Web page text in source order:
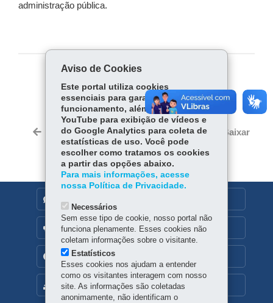
administração pública.
Fa
ce
bo
ok
Tw
itt
er
W
ha
ts
Ap
p
Voltar Início Imprimir Baixar
MAPA DO SITE
OUVIDORIA
TRANSPARÊNCIA INSTITUCIONAL
Aviso de Cookies
Este portal utiliza cookies
essenciais para garantir seu
funcionamento, além de cookies do
YouTube para exibição de vídeos e
do Google Analytics para coleta de
estatísticas de uso. Você pode
escolher como tratamos os cookies
a partir das opções abaixo.
Para mais informações, acesse
nossa Política de Privacidade.
Necessários
Sem esse tipo de cookie, nosso portal não
funciona plenamente. Esses cookies não
coletam informações sobre o visitante.
Estatísticos
Esses cookies nos ajudam a entender
como os visitantes interagem com nosso
site. As informações são coletadas
anonimamente, não identificam o